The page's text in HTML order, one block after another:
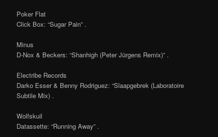
Poker Flat
Click Box: “Sugar Pain” .
Minus
D-Nox & Beckers: “Shanhigh (Peter Jürgens Remix)” .
Electribe Records
Darko Esser & Benny Rodriguez: “Slaapgebrek (Laboratoire
Subtile Mix) .
Wolfskuil
Datassette: “Running Away” .